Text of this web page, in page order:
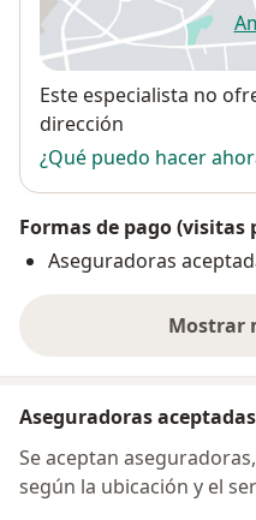
Disponibilidad
Este especialista no
dirección
¿Qué puedo hacer
Formas de pago (visitas
Aseguradoras
Mostrar
Aseguradoras aceptadas
Se aceptan
según la ubicación y el